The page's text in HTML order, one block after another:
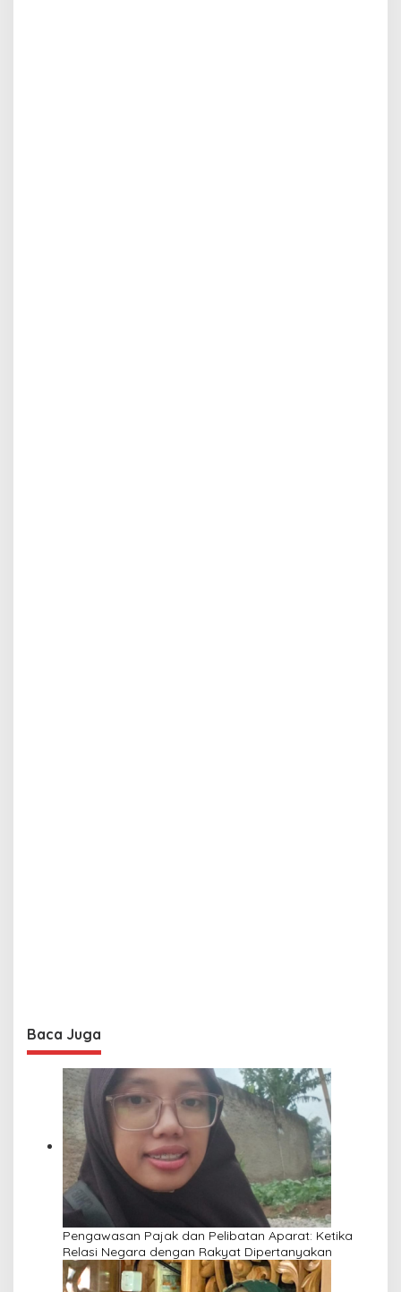
Baca Juga
Pengawasan Pajak dan Pelibatan Aparat: Ketika
Relasi Negara dengan Rakyat Dipertanyakan